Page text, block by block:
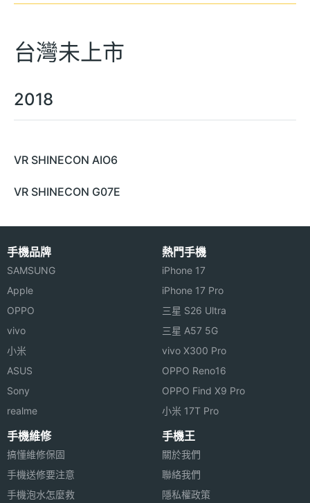
台灣未上市
2018
VR SHINECON AIO6
VR SHINECON G07E
手機品牌
SAMSUNG
Apple
OPPO
vivo
小米
ASUS
Sony
realme
熱門手機
iPhone 17
iPhone 17 Pro
三星 S26 Ultra
三星 A57 5G
vivo X300 Pro
OPPO Reno16
OPPO Find X9 Pro
小米 17T Pro
手機維修
搞懂維修保固
手機送修要注意
手機泡水怎麼救
手機王
關於我們
聯絡我們
隱私權政策